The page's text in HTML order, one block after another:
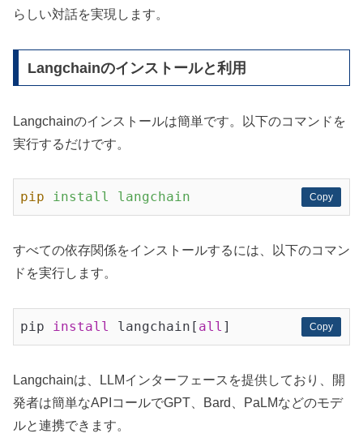
らしい対話を実現します。
Langchainのインストールと利用
Langchainのインストールは簡単です。以下のコマンドを
実行するだけです。
Copy
Copy
pip install langchain
すべての依存関係をインストールするには、以下のコマン
ドを実行します。
Copy
Copy
pip install langchain[ all
Langchainは、LLMインターフェースを提供しており、開
発者は簡単なAPIコールでGPT、Bard、PaLMなどのモデ
ルと連携できます。